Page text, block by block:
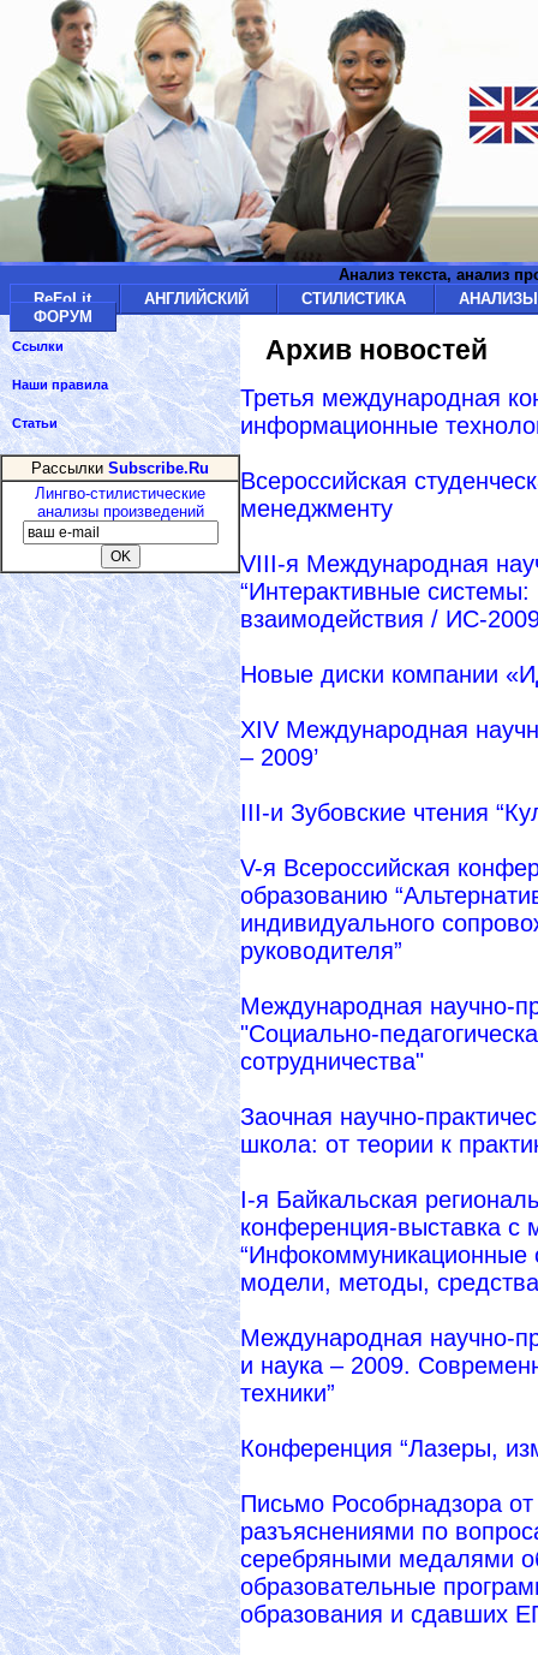
Анализ текста, анализ
ReFoLit
АНГЛИЙСКИЙ СТИЛИСТИКА
ФОРУМ
Архив новостей
Третья международная
информационные
Всероссийская
менеджменту
VIII-я Международная
“Интерактивные
взаимодействия / ИС-
Новые диски компании
XIV Международная
– 2009’
III-и Зубовские чтения
V-я Всероссийская
образованию
индивидуального
руководителя”
Международная научно-
"Социально-
сотрудничества"
Заочная научно-
школа: от теории к
I-я Байкальская
конференция-выставка с
“Инфокоммуникационные
модели, методы,
Международная научно-
и наука – 2009.
техники”
Конференция “Лазеры,
Письмо Рособрнадзора
разъяснениями по
серебряными медалями
образовательные
образования и сдавших
Ссылки
Наши правила
Статьи
Рассылки Subscribe.Ru
Лингво-стилистические
анализы произведений